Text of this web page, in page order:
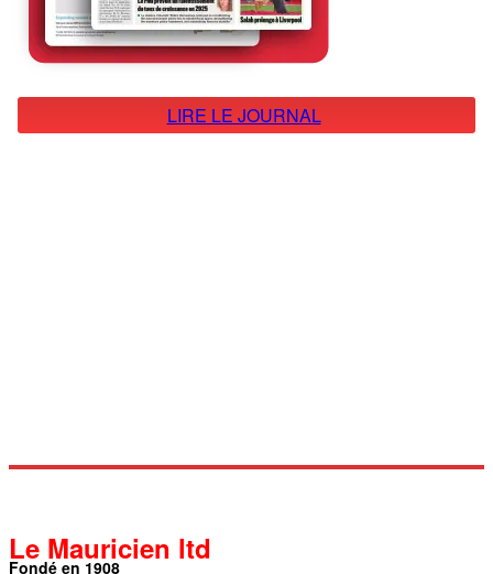
LIRE LE JOURNAL
Le Mauricien ltd
Fondé en 1908